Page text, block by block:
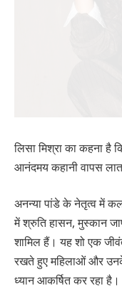
लिसा मिश्रा का कहना
आनंदमय कहानी वापस
अनन्या पांडे के नेतृत्व में
में श्रुति हासन, मुस्कान
शामिल हैं। यह शो एक
रखते हुए महिलाओं और
ध्यान आकर्षित कर रहा है।